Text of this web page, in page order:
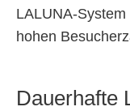
LALUNA-
hohen
Dauerhafte